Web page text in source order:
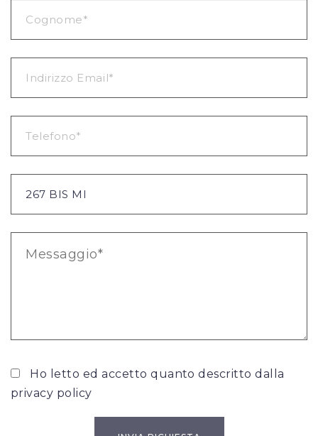
Ho letto ed accetto quanto descritto dalla
privacy policy